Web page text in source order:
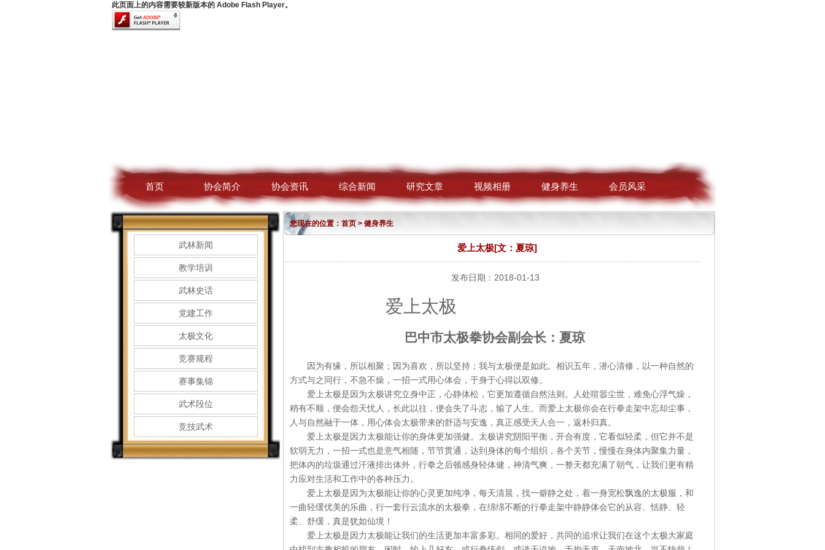
此页面上的内容需要较新版本的 Adobe Flash Player。
首页 协会简介 协会资讯 综合新闻 研究文章 视频相册 健身养生 会员风采
武林新闻
教学培训
武林史话
党建工作
太极文化
竞赛规程
赛事集锦
武术段位
竞技武术
您现在的位置： 首页> 健身养生
爱上太极[文：夏琼]
发布日期：2018-01-13
爱上太极
巴中市太极拳协会副会长：夏琼
因为有缘，所以相聚；因为喜欢，所以坚持；我与太极便是如此。相识五年，潜心清修，以一种自然的
方式与之同行，不急不燥，一招一式用心体会，于身于心得以双修。
爱上太极是因为太极讲究立身中正，心静体松，它更加遵循自然法则。人处喧嚣尘世，难免心浮气燥，
稍有不顺，便会怨天忧人，长此以往，便会失了斗志，输了人生。而爱上太极你会在行拳走架中忘却尘事，
人与自然融于一体，用心体会太极带来的舒适与安逸，真正感受天人合一，返朴归真。
爱上太极是因力太极能让你的身体更加强健。太极讲究阴阳平衡，开合有度，它看似轻柔，但它并不是
软弱无力，一招一式也是意气相随，节节贯通，达到身体的每个组织，各个关节，慢慢在身体内聚集力量，
把体内的垃圾通过汗液排出体外，行拳之后顿感身轻体健，神清气爽，一整天都充满了朝气，让我们更有精
力应对生活和工作中的各种压力。
爱上太极是因为太极能让你的心灵更加纯净，每天清晨，找一僻静之处，着一身宽松飘逸的太极服，和
一曲轻缓优美的乐曲，行一套行云流水的太极拳，在绵绵不断的行拳走架中静静体会它的从容、恬静、轻
柔、舒缓，真是犹如仙境！
爱上太极是因力太极能让我们的生活更加丰富多彩。相同的爱好，共同的追求让我们在这个太极大家庭